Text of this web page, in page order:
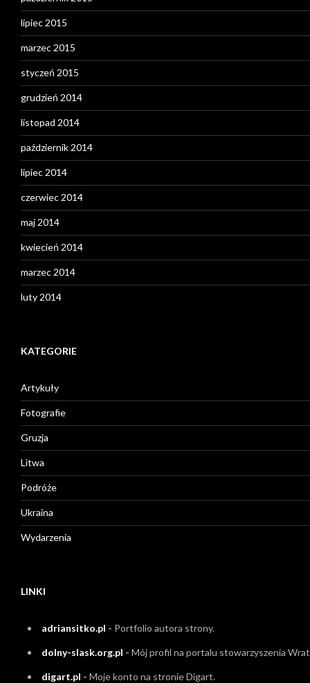
lipiec 2015
marzec 2015
styczeń 2015
grudzień 2014
listopad 2014
październik 2014
lipiec 2014
czerwiec 2014
maj 2014
kwiecień 2014
marzec 2014
luty 2014
KATEGORIE
Artykuły
Fotografie
Gruzja
Litwa
Podróże
Ukraina
Wydarzenia
LINKI
adriansitko.pl - Portfolio autora strony.
dolny-slask.org.pl - Mój profil na portalu stowarzyszenia
digart.pl - Moje konto na stronie Digart.